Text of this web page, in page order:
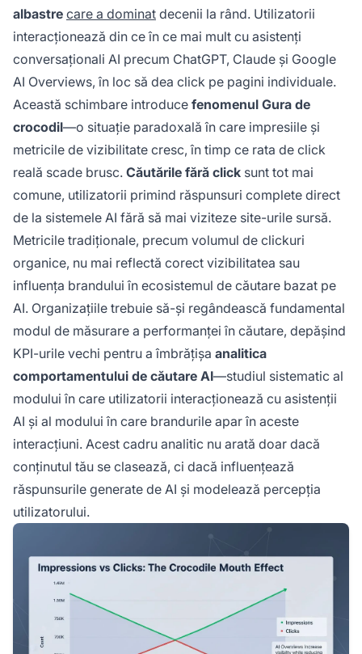
percepția utilizatorilor înainte ca aceștia să
viziteze site-ul tău.
albastre care a dominat decenii la rând. Utilizatorii
interacționează din ce în ce mai mult cu asistenți
conversaționali AI precum ChatGPT, Claude și Google
AI Overviews, în loc să dea click pe pagini individuale.
Această schimbare introduce fenomenul Gura de
crocodil—o situație paradoxală în care impresiile și
metricile de vizibilitate cresc, în timp ce rata de click
reală scade brusc. Căutările fără click sunt tot mai
comune, utilizatorii primind răspunsuri complete direct
de la sistemele AI fără să mai viziteze site-urile sursă.
Metricile tradiționale, precum volumul de clickuri
organice, nu mai reflectă corect vizibilitatea sau
influența brandului în ecosistemul de căutare bazat pe
AI. Organizațiile trebuie să-și regândească fundamental
modul de măsurare a performanței în căutare, depășind
KPI-urile vechi pentru a îmbrățișa analitica
comportamentului de căutare AI—studiul sistematic al
modului în care utilizatorii interacționează cu asistenții
AI și al modului în care brandurile apar în aceste
interacțiuni. Acest cadru analitic nu arată doar dacă
conținutul tău se clasează, ci dacă influențează
răspunsurile generate de AI și modelează percepția
utilizatorului.